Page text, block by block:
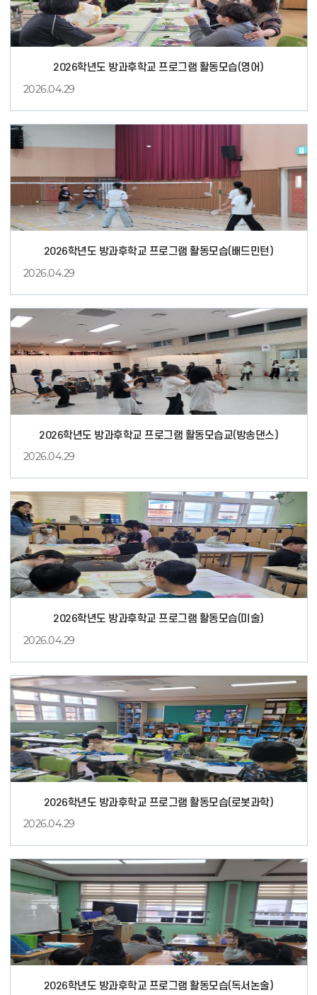
어
2026학년도 방과후학교 프로그램 활동모습(영어)
2026.04.29
드
민
턴
2026학년도 방과후학교 프로그램 활동모습(배드민턴)
2026.04.29
송
댄
스
2026학년도 방과후학교 프로그램 활동모습교(방송댄스)
2026.04.29
술
2026학년도 방과후학교 프로그램 활동모습(미술)
2026.04.29
봇
과
학
2026학년도 방과후학교 프로그램 활동모습(로봇과학)
2026.04.29
2026학년도 방과후학교 프로그램 활동모습(독서논술)